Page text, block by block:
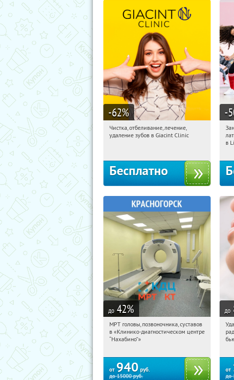
-62%
10:43:36 Получили:
Чистка, отбеливание, лечение,
удаление зубов в Giacint Clinic
Бесплатно
-
в
до 42%
10:43:36 Купили:5
Московская обл., г. Красногорск, раб.
МРТ головы, позвоночника, суставов
в «Клинико-диагностическом центре
“Нахабино”»
от 940 руб.
до15000руб.
до
от
до